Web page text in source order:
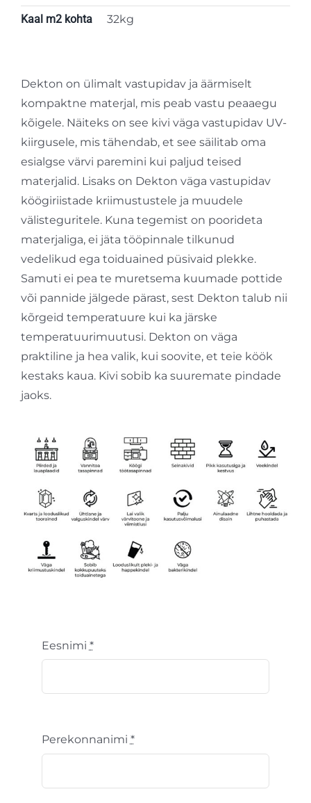
Kaal m2 kohta 32kg
Dekton on ülimalt vastupidav ja äärmiselt
kompaktne materjal, mis peab vastu peaaegu
kõigele. Näiteks on see kivi väga vastupidav UV-
kiirgusele, mis tähendab, et see säilitab oma
esialgse värvi paremini kui paljud teised
materjalid. Lisaks on Dekton väga vastupidav
köögiriistade kriimustustele ja muudele
välisteguritele. Kuna tegemist on poorideta
materjaliga, ei jäta tööpinnale tilkunud
vedelikud ega toiduained püsivaid plekke.
Samuti ei pea te muretsema kuumade pottide
või pannide jälgede pärast, sest Dekton talub nii
kõrgeid temperatuure kui ka järske
temperatuurimuutusi. Dekton on väga
praktiline ja hea valik, kui soovite, et teie köök
kestaks kaua. Kivi sobib ka suuremate pindade
jaoks.
Eesnimi *
Perekonnanimi *